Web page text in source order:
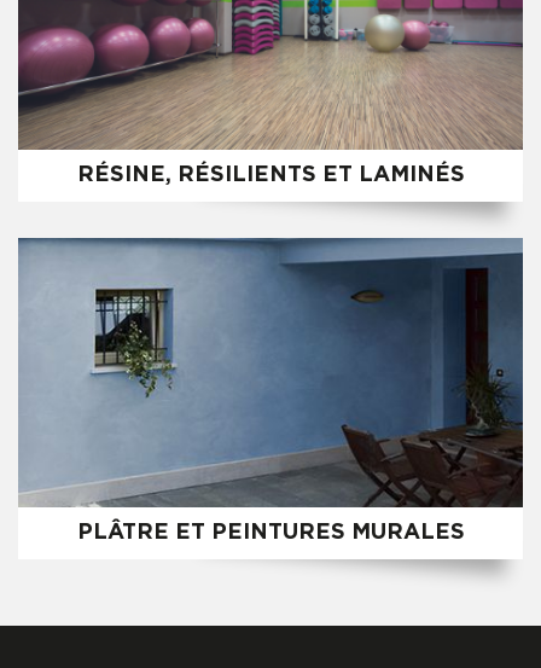
RÉSINE, RÉSILIENTS ET LAMINÉS
PLÂTRE ET PEINTURES MURALES